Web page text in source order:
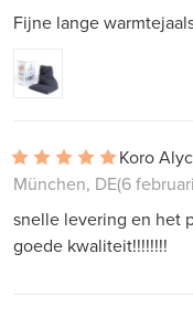
Fijne lange
Koro
München, DE(6
snelle levering en het
goede kwaliteit!!!!!!!!